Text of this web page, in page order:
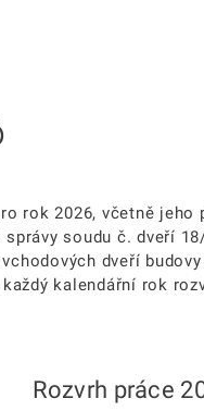
rok 2026, včetně jeho
soudu č. dveří
dveří
kalendářní rok
Rozvrh práce